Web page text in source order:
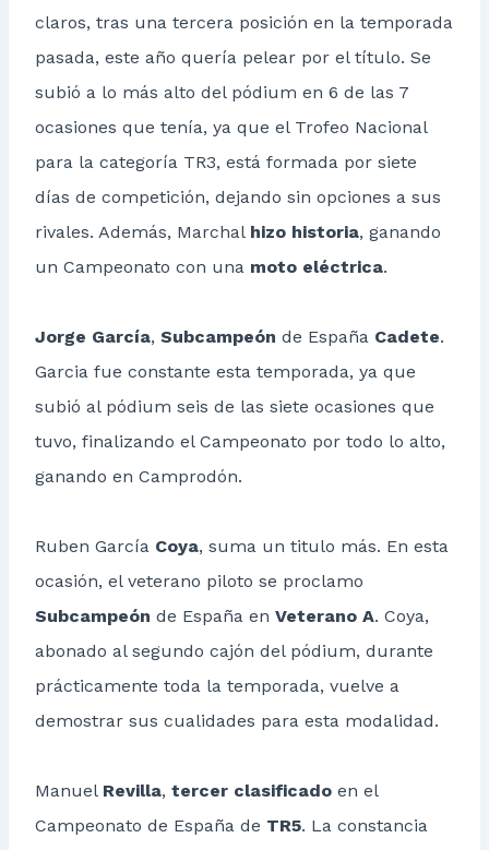
claros, tras una tercera posición en la temporada
pasada, este año quería pelear por el título. Se
subió a lo más alto del pódium en 6 de las 7
ocasiones que tenía, ya que el Trofeo Nacional
para la categoría TR3, está formada por siete
días de competición, dejando sin opciones a sus
rivales. Además, Marchal hizo historia, ganando
un Campeonato con una moto eléctrica.
Jorge García, Subcampeón de España Cadete.
Garcia fue constante esta temporada, ya que
subió al pódium seis de las siete ocasiones que
tuvo, finalizando el Campeonato por todo lo alto,
ganando en Camprodón.
Ruben García Coya, suma un titulo más. En esta
ocasión, el veterano piloto se proclamo
Subcampeón de España en Veterano A. Coya,
abonado al segundo cajón del pódium, durante
prácticamente toda la temporada, vuelve a
demostrar sus cualidades para esta modalidad.
Manuel Revilla, tercer clasificado en el
Campeonato de España de TR5. La constancia